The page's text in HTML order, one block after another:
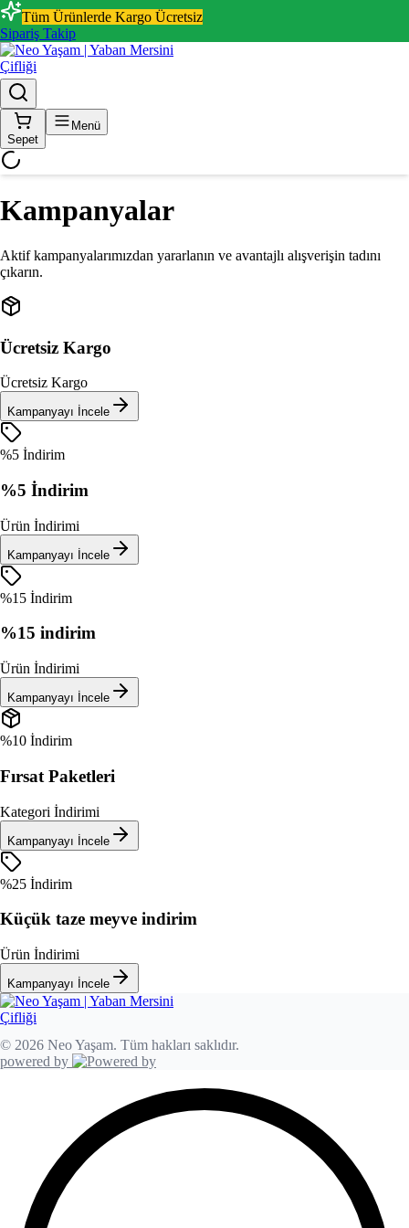
Tüm Ürünlerde Kargo Ücretsiz
Sipariş Takip
Sepet
Menü
Kampanyalar
Aktif kampanyalarımızdan yararlanın ve avantajlı alışverişin tadını
çıkarın.
Ücretsiz Kargo
Ücretsiz Kargo
Kampanyayı İncele
%5 İndirim
%5 İndirim
Ürün İndirimi
Kampanyayı İncele
%15 İndirim
%15 indirim
Ürün İndirimi
Kampanyayı İncele
%10 İndirim
Fırsat Paketleri
Kategori İndirimi
Kampanyayı İncele
%25 İndirim
Küçük taze meyve indirim
Ürün İndirimi
Kampanyayı İncele
© 2026 Neo Yaşam. Tüm hakları saklıdır.
powered by